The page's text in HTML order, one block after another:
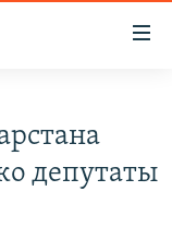
депутаты